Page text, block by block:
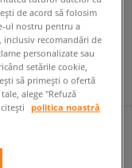
4 RETRO
de acord să folosim
ul nostru pentru a
recomandări de
personalizate sau
setările cookie,
să primești o ofertă
alege "Refuză
politica noastră